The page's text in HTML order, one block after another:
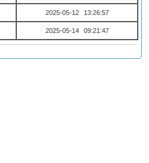
2025-05-12 13:26:57
2025-05-14 09:21:47